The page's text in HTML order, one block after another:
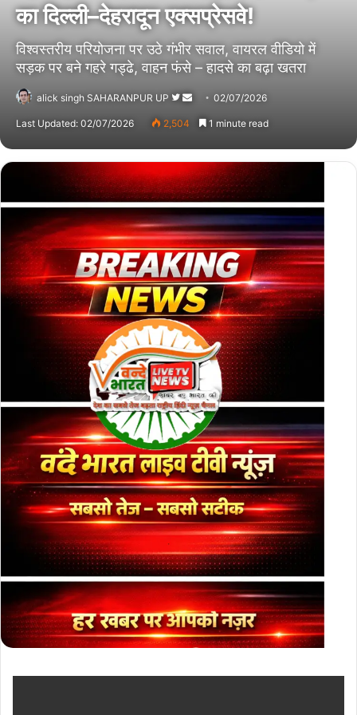
का दिल्ली–देहरादून एक्सप्रेसवे!
विश्वस्तरीय परियोजना पर उठे गंभीर सवाल, वायरल वीडियो में
सड़क पर बने गहरे गड्ढे, वाहन फंसे – हादसे का बढ़ा खतरा
alick singh SAHARANPUR UP
Follow
Send
an
02/07/2026
Last Updated: 02/07/2026 2,504 1 minute read